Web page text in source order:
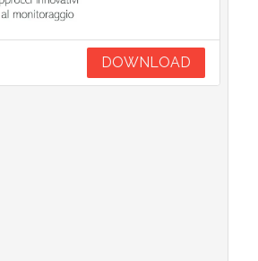
DOWNLOAD